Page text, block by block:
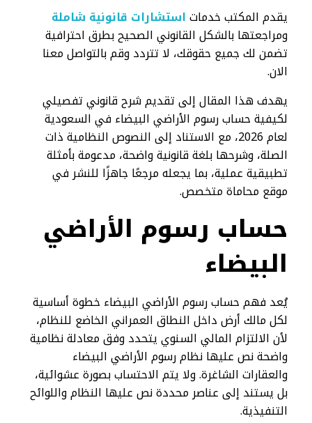
يقدم المكتب خدماتاستشارات قانونية شاملة
ومراجعتها بالشكل القانوني الصحيح بطرق احترافية
تضمن لك جميع حقوقك، لا تتردد وقم بالتواصل معنا
الان.
يهدف هذا المقال إلى تقديم شرح قانوني تفصيلي
لكيفية حساب رسوم الأراضي البيضاء في السعودية
لعام 2026، مع الاستناد إلى النصوص النظامية ذات
الصلة، وشرحها بلغة قانونية واضحة، مدعومة بأمثلة
تطبيقية عملية، بما يجعله مرجعًا جاهزًا للنشر في
موقع محاماة متخصص.
حساب رسوم الأراضي
البيضاء
يُعد فهم حساب رسوم الأراضي البيضاء خطوة أساسية
لكل مالك أرض داخل النطاق العمراني الخاضع للنظام،
لأن الالتزام المالي السنوي يتحدد وفق معادلة نظامية
واضحة نص عليها نظام رسوم الأراضي البيضاء
والعقارات الشاغرة. ولا يتم الاحتساب بصورة عشوائية،
بل يستند إلى عناصر محددة نص عليها النظام واللوائح
التنفيذية.